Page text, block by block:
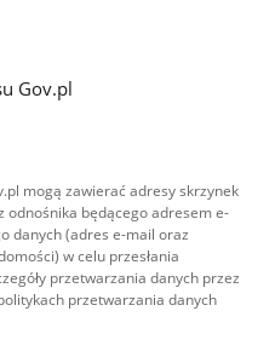
Gov.pl
mogą zawierać adresy skrzynek
odnośnika będącego adresem e-
danych (adres e-mail oraz
w celu przesłania
przetwarzania danych przez
przetwarzania danych